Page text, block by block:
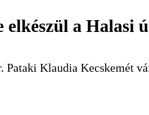
elkészül a Halasi
Pataki Klaudia Kecskemét